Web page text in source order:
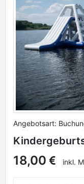
Angebotsart:
18,00 inkl.